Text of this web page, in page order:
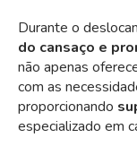
Durante o
do cansaço e
não apenas
com as
proporcionando
especializado em